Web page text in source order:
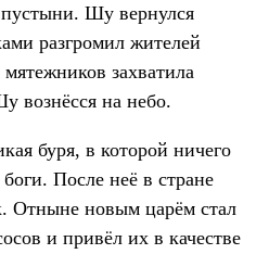
Шу вернулся
разгромил жителей
захватила
вознёсся на небо.
буря, в которой ничего
После неё в стране
Отныне новым царём стал
и привёл их в качестве